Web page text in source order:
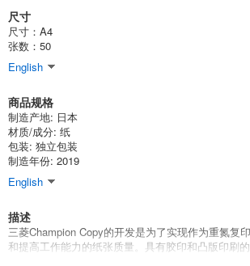
尺寸
尺寸：A4
张数：50
English
商品规格
制造产地: 日本
材质/成分: 纸
包装: 独立包装
制造年份: 2019
English
描述
三菱Champion Copy的开发是为了实现作为重氮复
和提高工作能力的纸张质量。具有胶印和凸版印刷的